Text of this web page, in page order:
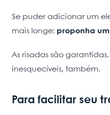
Se puder adicionar um
mais longe: proponha
As risadas são
inesquecíveis, também.
Para facilitar seu